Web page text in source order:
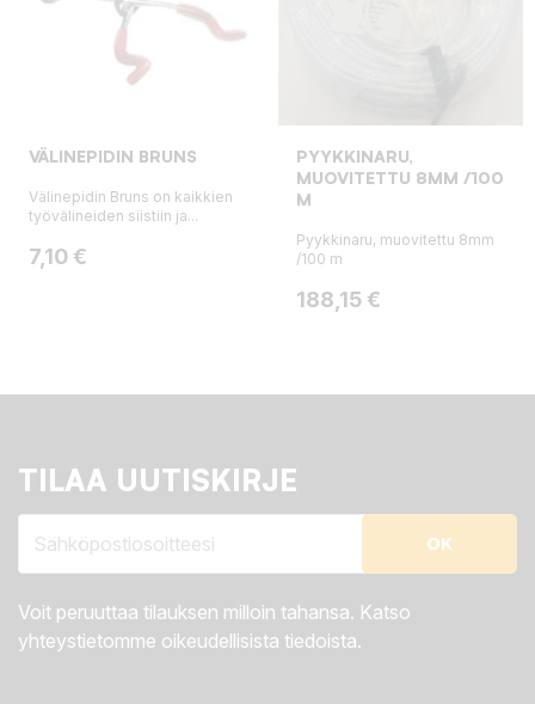
VÄLINEPIDIN BRUNS
Välinepidin Bruns on kaikkien
työvälineiden siistiin ja...
Hinta
7,10 €
PYYKKINARU,
MUOVITETTU 8MM /100
M
Pyykkinaru, muovitettu 8mm
/100 m
Hinta
188,15 €
TILAA UUTISKIRJE
Voit peruuttaa tilauksen milloin tahansa. Katso
yhteystietomme oikeudellisista tiedoista.